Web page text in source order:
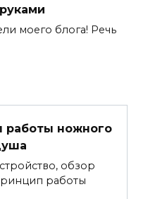
моего блога! Речь
работы ножного
обзор
работы